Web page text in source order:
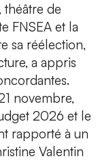
théâtre de
FNSEA et la
sa réélection,
a appris
novembre,
2026 et le
rapporté à un
Valentin